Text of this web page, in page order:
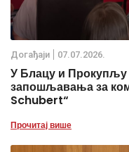
Дoгађаjи 07.07.2026.
У Блацу и Прокупљу
запошљавања за
Schubert“
Прочитај више